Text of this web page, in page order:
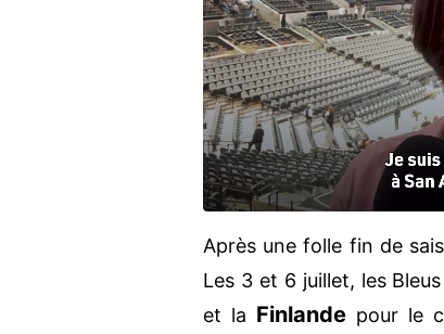
Après une folle fin de
Les 3 et 6 juillet, les
et la Finlande pour le